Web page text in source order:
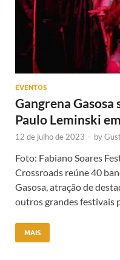
EVENTOS
Gangrena Gasosa
Paulo Leminski
12 de julho de 2023 - by
Foto: Fabiano Soares
Crossroads reúne 40
Gasosa, atração de
outros grandes festivais
MAIS